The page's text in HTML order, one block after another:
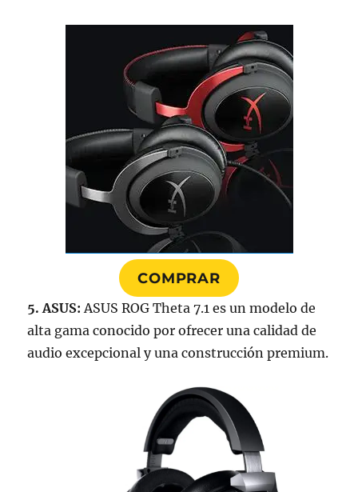
COMPRAR
5. ASUS: ASUS ROG Theta 7.1 es un modelo de
alta gama conocido por ofrecer una calidad de
audio excepcional y una construcción premium.